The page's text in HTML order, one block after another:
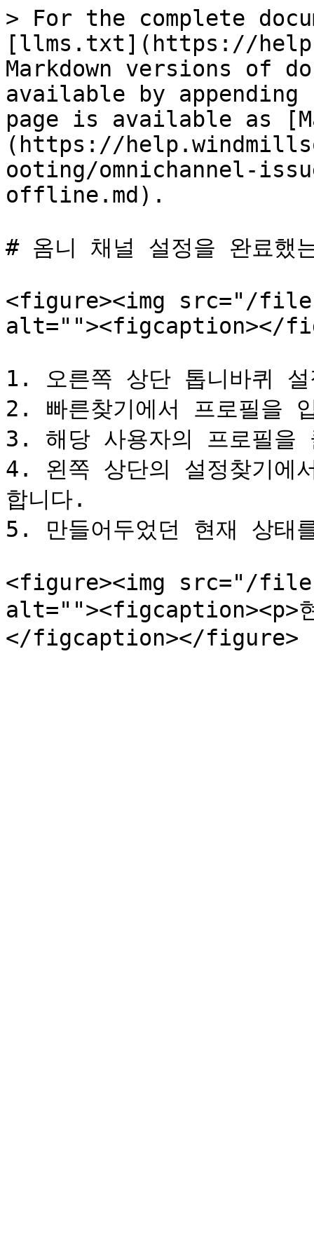
> For the complete
[llms.txt](https://
Markdown versions of
available by
page is available as
(https://
ooting/omnichannel-
offline.md).
# 옴니 채널 설정을 완료했
<figure><img src="/files/
alt=""><figcaption></
1. 오른쪽 상단 톱니바퀴
2. 빠른찾기에서 프로필을
3. 해당 사용자의 프로필을
4. 왼쪽 상단의 설정찾기에
합니다.
5. 만들어두었던 현재 상태
<figure><img src="/files/
alt=""><figcaption><p>